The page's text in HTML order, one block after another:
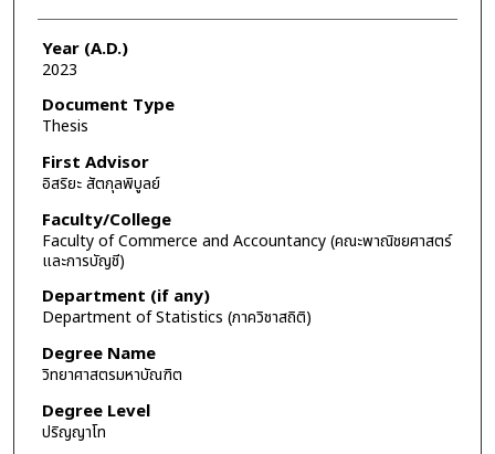
Year (A.D.)
2023
Document Type
Thesis
First Advisor
อิสริยะ สัตกุลพิบูลย์
Faculty/College
Faculty of Commerce and Accountancy (คณะพาณิชยศาสตร์
และการบัญชี)
Department (if any)
Department of Statistics (ภาควิชาสถิติ)
Degree Name
วิทยาศาสตรมหาบัณฑิต
Degree Level
ปริญญาโท